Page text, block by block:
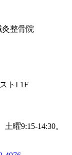
整骨院
トI 1F